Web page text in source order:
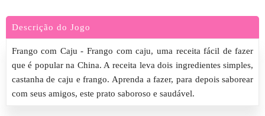
Descrição do Jogo
Frango com Caju - Frango com caju, uma receita fácil de fazer
que é popular na China. A receita leva dois ingredientes simples,
castanha de caju e frango. Aprenda a fazer, para depois saborear
com seus amigos, este prato saboroso e saudável.